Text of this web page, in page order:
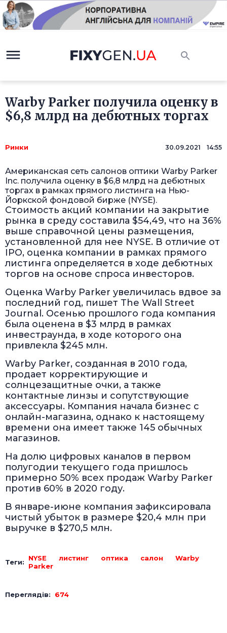
Warby Parker получила оценку в
$6,8 млрд на дебютных торгах
Ринки 30.09.2021 14:55
Американская сеть салонов оптики Warby Parker
Inc. получила оценку в $6,8 млрд на дебютных
торгах в рамках прямого листинга на Нью-
Йоркской фондовой бирже (NYSE).
Стоимость акций компании на закрытие
рынка в среду составила $54,49, что на 36%
выше справочной цены размещения,
установленной для нее NYSE. В отличие от
IPO, оценка компании в рамках прямого
листинга определяется в ходе дебютных
торгов на основе спроса инвесторов.
Оценка Warby Parker увеличилась вдвое за
последний год, пишет The Wall Street
Journal. Осенью прошлого года компания
была оценена в $3 млрд в рамках
инвестраунда, в ходе которого она
привлекла $245 млн.
Warby Parker, созданная в 2010 года,
продает корректирующие и
солнцезащитные очки, а также
контактные линзы и сопутствующие
аксессуары. Компания начала бизнес с
онлайн-магазина, однако к настоящему
времени она имеет также 145 обычных
магазинов.
На долю цифровых каналов в первом
полугодии текущего года пришлось
примерно 50% всех продаж Warby Parker
против 60% в 2020 году.
В январе-июне компания зафиксировала
чистый убыток в размере $20,4 млн при
выручке в $270,5 млн.
Теги: NYSE листинг оптика салон
Warby
Parker
Переглядів: 674